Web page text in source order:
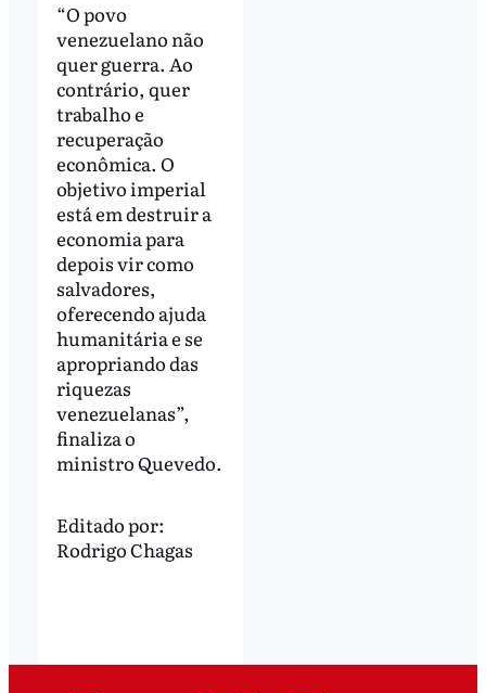
“O povo
venezuelano não
quer guerra. Ao
contrário, quer
trabalho e
recuperação
econômica. O
objetivo imperial
está em destruir a
economia para
depois vir como
salvadores,
oferecendo ajuda
humanitária e se
apropriando das
riquezas
venezuelanas”,
finaliza o
ministro Quevedo.
Editado por:
Rodrigo Chagas